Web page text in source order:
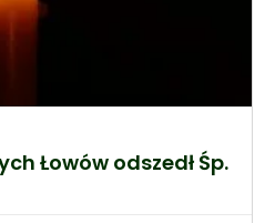
Łowów odszedł Śp.